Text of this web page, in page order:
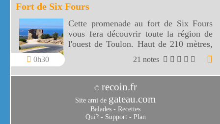
Fort de Six Fours
0h30
Cette promenade au fort de Six Fours
vous fera découvrir toute la région de
l'ouest de Toulon. Haut de 210 mètres,
le fort de Six Fours vous offre un vaste
panorama vers une côte découpée, des
montagnes toulonnaises jusqu' aux îles
de Marseille.
21 notes
© recoin.fr
Site ami de gateau.com
Balades - Recettes
Qui?- Support- Plan